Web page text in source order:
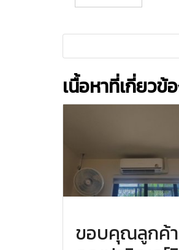
เนื้อหาที่เกี่ยวข้
ขอบคุณลูกค้า